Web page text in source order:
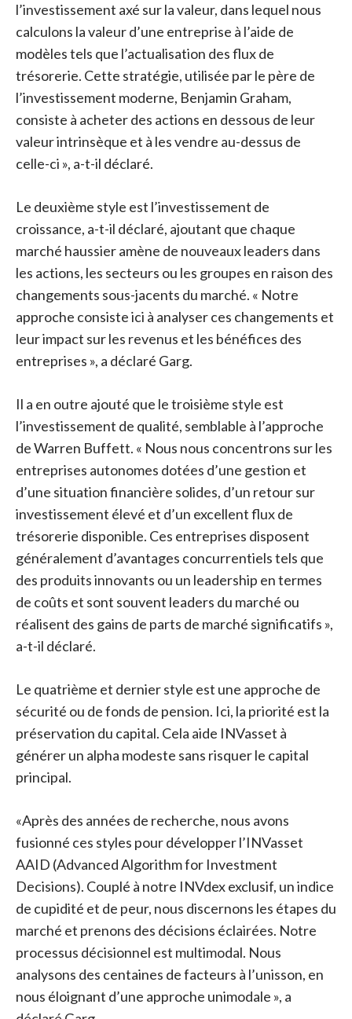
l’investissement axé sur la valeur, dans lequel nous
calculons la valeur d’une entreprise à l’aide de
modèles tels que l’actualisation des flux de
trésorerie. Cette stratégie, utilisée par le père de
l’investissement moderne, Benjamin Graham,
consiste à acheter des actions en dessous de leur
valeur intrinsèque et à les vendre au-dessus de
celle-ci », a-t-il déclaré.
Le deuxième style est l’investissement de
croissance, a-t-il déclaré, ajoutant que chaque
marché haussier amène de nouveaux leaders dans
les actions, les secteurs ou les groupes en raison des
changements sous-jacents du marché. « Notre
approche consiste ici à analyser ces changements et
leur impact sur les revenus et les bénéfices des
entreprises », a déclaré Garg.
Il a en outre ajouté que le troisième style est
l’investissement de qualité, semblable à l’approche
de Warren Buffett. « Nous nous concentrons sur les
entreprises autonomes dotées d’une gestion et
d’une situation financière solides, d’un retour sur
investissement élevé et d’un excellent flux de
trésorerie disponible. Ces entreprises disposent
généralement d’avantages concurrentiels tels que
des produits innovants ou un leadership en termes
de coûts et sont souvent leaders du marché ou
réalisent des gains de parts de marché significatifs »,
a-t-il déclaré.
Le quatrième et dernier style est une approche de
sécurité ou de fonds de pension. Ici, la priorité est la
préservation du capital. Cela aide INVasset à
générer un alpha modeste sans risquer le capital
principal.
«Après des années de recherche, nous avons
fusionné ces styles pour développer l’INVasset
AAID (Advanced Algorithm for Investment
Decisions). Couplé à notre INVdex exclusif, un indice
de cupidité et de peur, nous discernons les étapes du
marché et prenons des décisions éclairées. Notre
processus décisionnel est multimodal. Nous
analysons des centaines de facteurs à l’unisson, en
nous éloignant d’une approche unimodale », a